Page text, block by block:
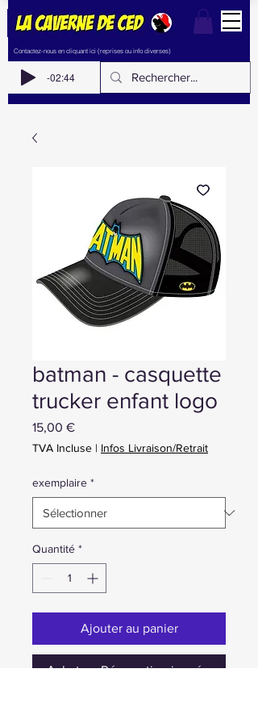
Contactez-nous en cliquant ici (reprises ou info diverses)
-02:44
batman - casquette
trucker enfant logo
15,00 €Prix
TVA Incluse | Infos Livraison/Retrait
exemplaire *
Quantité *
Ajouter au panier
Achat ou Réservation immédiate